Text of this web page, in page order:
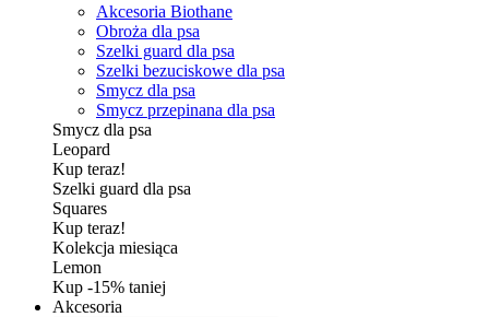
Akcesoria Biothane
Obroża dla psa
Szelki guard dla psa
Szelki bezuciskowe dla psa
Smycz dla psa
Smycz przepinana dla psa
Smycz dla psa
Leopard
Kup teraz!
Szelki guard dla psa
Squares
Kup teraz!
Kolekcja miesiąca
Lemon
Kup -15% taniej
Akcesoria